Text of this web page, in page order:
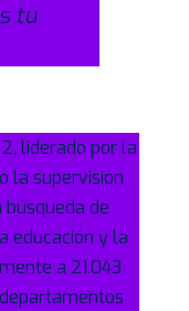
tu
liderado por la
la supervisión
de
educación y la
a 21.043